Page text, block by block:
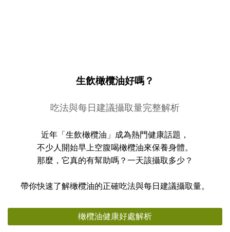
生飲橄欖油好嗎？
吃法與每日建議攝取量完整解析
近年「生飲橄欖油」成為熱門健康話題，
不少人開始早上空腹喝橄欖油來保養身體。
那麼，它真的有幫助嗎？一天該攝取多少？
帶你快速了解橄欖油的正確吃法與每日建議攝取量。
橄欖油健康好處解析